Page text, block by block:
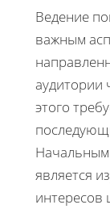
Ведение
важным
аудитории
этого
является
интересов